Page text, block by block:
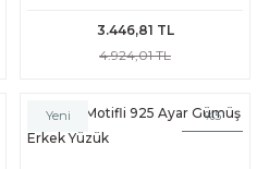
3.446,81 TL
4.924,01 TL
Yeni %5
Ay Yıldız Motifli 925 Ayar Gümüş
Erkek Yüzük